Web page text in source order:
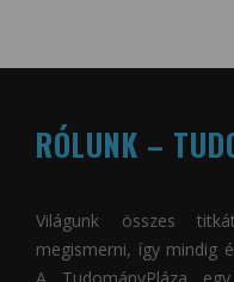
RÓLUNK –
Világunk összes
megismerni, így mindig
A TudományPláza